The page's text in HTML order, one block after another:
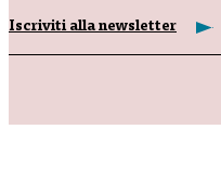
Iscriviti alla newsletter